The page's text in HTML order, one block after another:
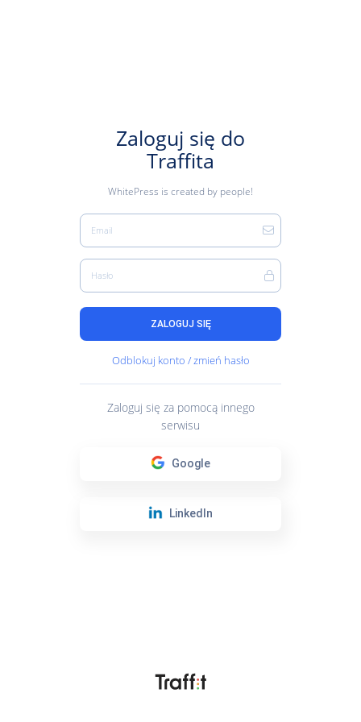
Zaloguj się do
Traffita
WhitePress is created by people!
Email
Hasło
ZALOGUJ SIĘ
Odblokuj konto / zmień hasło
Zaloguj się za pomocą innego
serwisu
Google
LinkedIn